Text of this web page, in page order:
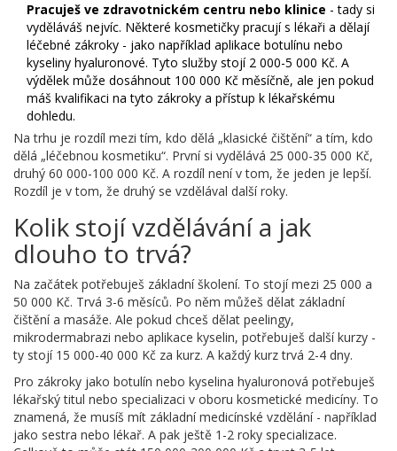
Pracuješ ve zdravotnickém centru nebo klinice - tady si
vyděláváš nejvíc. Některé kosmetičky pracují s lékaři a dělají
léčebné zákroky - jako například aplikace botulínu nebo
kyseliny hyaluronové. Tyto služby stojí 2 000-5 000 Kč. A
výdělek může dosáhnout 100 000 Kč měsíčně, ale jen pokud
máš kvalifikaci na tyto zákroky a přístup k lékařskému
dohledu.
Na trhu je rozdíl mezi tím, kdo dělá „klasické čištění“ a tím, kdo
dělá „léčebnou kosmetiku“. První si vydělává 25 000-35 000 Kč,
druhý 60 000-100 000 Kč. A rozdíl není v tom, že jeden je lepší.
Rozdíl je v tom, že druhý se vzdělával další roky.
Kolik stojí vzdělávání a jak
dlouho to trvá?
Na začátek potřebuješ základní školení. To stojí mezi 25 000 a
50 000 Kč. Trvá 3-6 měsíců. Po něm můžeš dělat základní
čištění a masáže. Ale pokud chceš dělat peelingy,
mikrodermabrazi nebo aplikace kyselin, potřebuješ další kurzy -
ty stojí 15 000-40 000 Kč za kurz. A každý kurz trvá 2-4 dny.
Pro zákroky jako botulín nebo kyselina hyaluronová potřebuješ
lékařský titul nebo specializaci v oboru kosmetické medicíny. To
znamená, že musíš mít základní medicínské vzdělání - například
jako sestra nebo lékař. A pak ještě 1-2 roky specializace.